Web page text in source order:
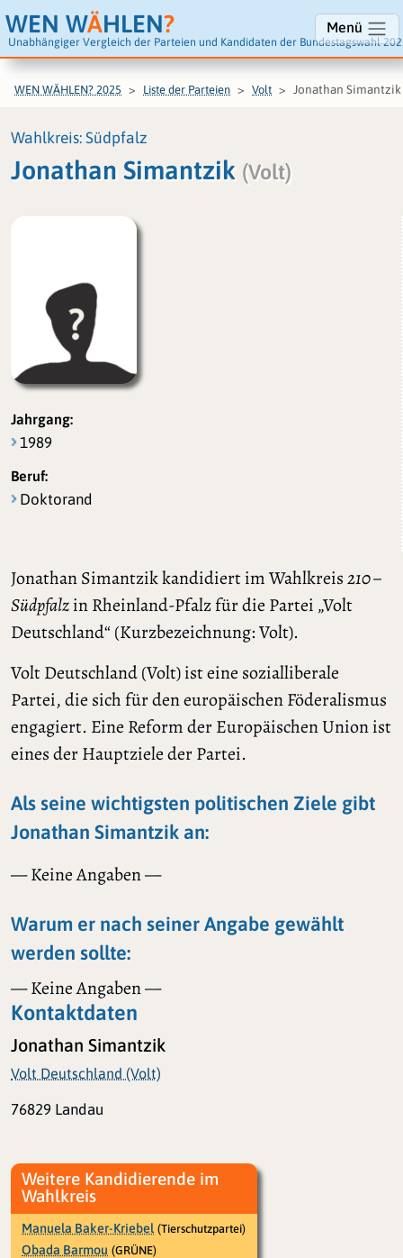
WEN WÄHLEN?
Unabhängiger Vergleich der Parteien und Kandidaten der Bundestagswahl
Menü
WEN WÄHLEN? 2025 Liste der Parteien Volt Jonathan Simantzik
Wahlkreis: Südpfalz
Jonathan Simantzik (Volt)
Jahrgang:
1989
Beruf:
Doktorand
Jonathan Simantzik kandidiert im Wahlkreis210 –
Südpfalzin Rheinland-Pfalz für die Partei „Volt
Deutschland“ (Kurzbezeichnung: Volt).
Volt Deutschland (Volt) ist eine sozialliberale
Partei, die sich für den europäischen Föderalismus
engagiert. Eine Reform der Europäischen Union ist
eines der Hauptziele der Partei.
Als seine wichtigsten politischen Ziele gibt
Jonathan Simantzik an:
— Keine Angaben —
Warum er nach seiner Angabe gewählt
werden sollte:
— Keine Angaben —
Kontaktdaten
Jonathan Simantzik
Volt Deutschland (Volt)
76829 Landau
Weitere Kandidierende im
Wahlkreis
Manuela Baker-Kriebel (Tierschutzpartei)
Obada Barmou (GRÜNE)